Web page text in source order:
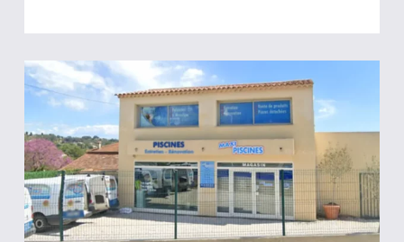
Magasin
Maxi
Piscines
La-
Colle-
sur-